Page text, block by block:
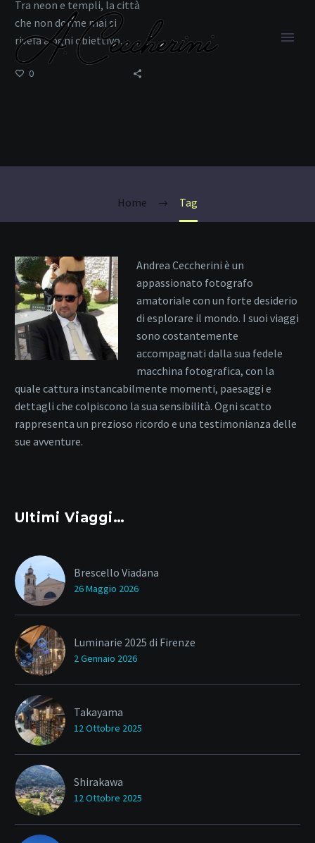
Home Tag
Tra neon e templi, la città
che non dorme mai si
rivela a ogni obiettivo.
0
Andrea Ceccherini è un
appassionato fotografo
amatoriale con un forte desiderio
di esplorare il mondo. I suoi viaggi
sono costantemente
accompagnati dalla sua fedele
macchina fotografica, con la
quale cattura instancabilmente momenti, paesaggi e
dettagli che colpiscono la sua sensibilità. Ogni scatto
rappresenta un prezioso ricordo e una testimonianza delle
sue avventure.
Ultimi Viaggi…
Brescello Viadana
26 Maggio 2026
Luminarie 2025 di Firenze
2 Gennaio 2026
Takayama
12 Ottobre 2025
Shirakawa
12 Ottobre 2025